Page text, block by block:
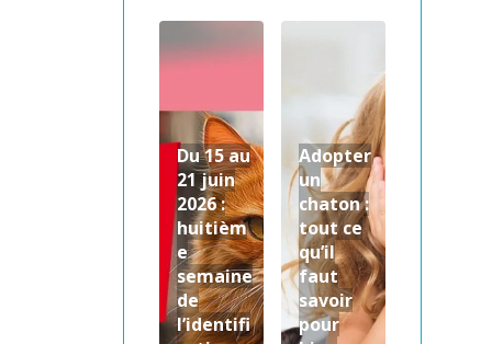
Du 15 au
21 juin
2026 :
huitièm
e
semaine
de
l’identifi
Adopter
un
chaton :
tout ce
qu’il
faut
savoir
pour